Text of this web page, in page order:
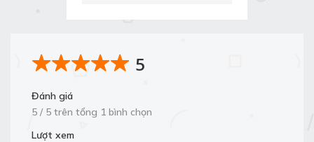
5
Đánh giá
5 / 5 trên tổng 1 bình chọn
Lượt xem